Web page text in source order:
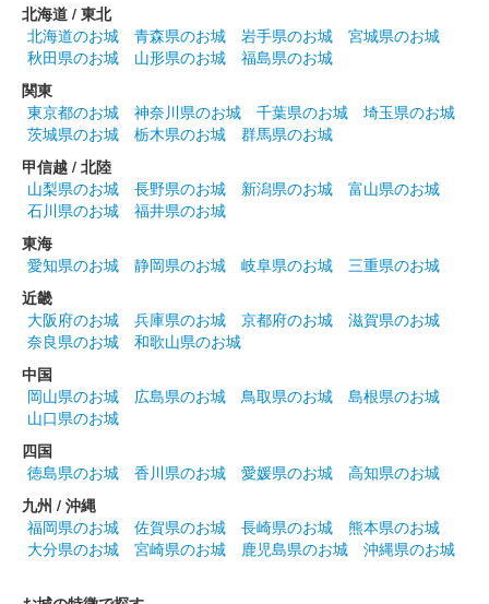
北海道 / 東北
北海道のお城
青森県のお城 岩手県のお城
宮城県のお城
秋田県のお城
山形県のお城
福島県のお城
関東
東京都のお城
神奈川県のお城 千葉県のお城
埼玉県のお城
茨城県のお城
栃木県のお城
群馬県のお城
甲信越 / 北陸
山梨県のお城
長野県のお城 新潟県のお城
富山県のお城
石川県のお城
福井県のお城
東海
愛知県のお城
静岡県のお城 岐阜県のお城
三重県のお城
近畿
大阪府のお城
兵庫県のお城 京都府のお城
滋賀県のお城
奈良県のお城
和歌山県のお城
中国
岡山県のお城
広島県のお城 鳥取県のお城
島根県のお城
山口県のお城
四国
徳島県のお城
香川県のお城 愛媛県のお城
高知県のお城
九州 / 沖縄
福岡県のお城
佐賀県のお城 長崎県のお城
熊本県のお城
大分県のお城
宮崎県のお城 鹿児島県のお城 沖縄県のお城